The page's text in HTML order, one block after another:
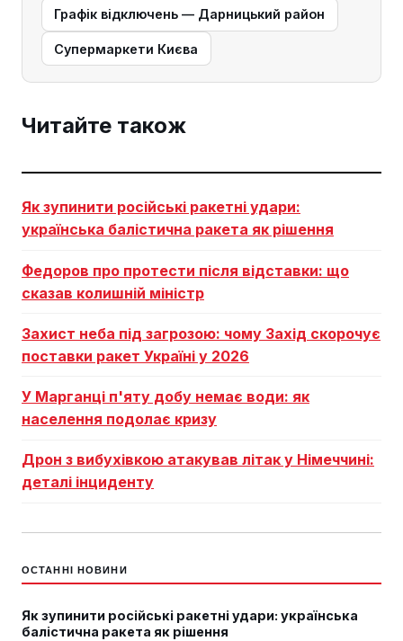
Графік відключень — Дарницький район
Супермаркети Києва
Читайте також
Як зупинити російські ракетні удари:
українська балістична ракета як рішення
Федоров про протести після відставки: що
сказав колишній міністр
Захист неба під загрозою: чому Захід скорочує
поставки ракет Україні у 2026
У Марганці п'яту добу немає води: як
населення подолає кризу
Дрон з вибухівкою атакував літак у Німеччині:
деталі інциденту
ОСТАННІ НОВИНИ
Як зупинити російські ракетні удари: українська
балістична ракета як рішення